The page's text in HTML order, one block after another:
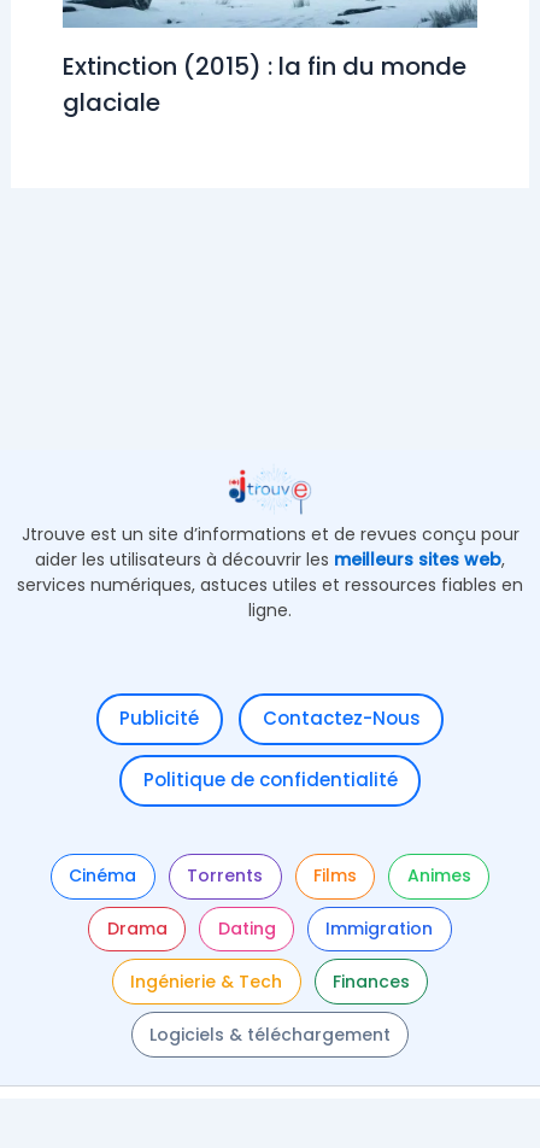
Extinction (2015) : la fin du monde
glaciale
Jtrouve est un site d’informations et de revues conçu pour
aider les utilisateurs à découvrir les meilleurs sites web,
services numériques, astuces utiles et ressources fiables en
ligne.
Publicité Contactez-Nous
Politique de confidentialité
Cinéma Torrents Films Animes
Drama Dating Immigration
Ingénierie & Tech Finances
Logiciels & téléchargement